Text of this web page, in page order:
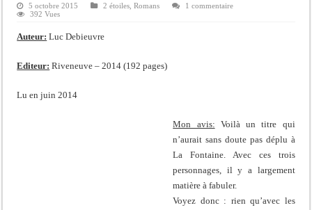
5 octobre 2015 2 étoiles ,Romans
1 commentaire
392 Vues
Auteur: Luc Debieuvre
Editeur: Riveneuve – 2014 (192 pages)
Lu en juin 2014
Mon avis: Voilà un titre qui
n’aurait sans doute pas déplu à
La Fontaine. Avec ces trois
personnages, il y a largement
matière à fabuler.
Voyez donc : rien qu’avec les